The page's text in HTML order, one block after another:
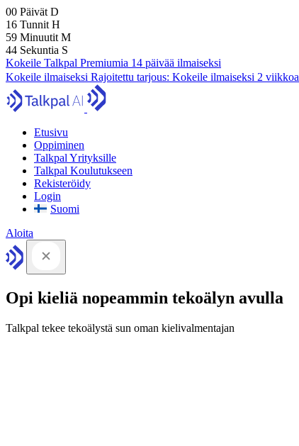
00 Päivät D
16 Tunnit H
59 Minuutit M
43 Sekuntia S
Kokeile Talkpal Premiumia 14 päivää ilmaiseksi
Kokeile ilmaiseksi Rajoitettu tarjous: Kokeile ilmaiseksi 2 viikkoa
Etusivu
Oppiminen
Talkpal Yrityksille
Talkpal Koulutukseen
Rekisteröidy
Login
Suomi
Aloita
Opi kieliä nopeammin tekoälyn avulla
Talkpal tekee tekoälystä sun oman kielivalmentajan